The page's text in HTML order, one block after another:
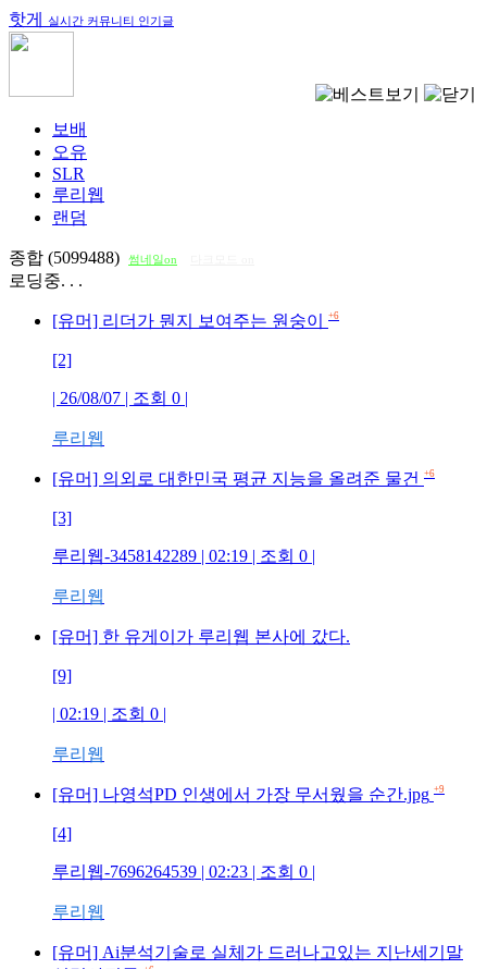
핫게 실시간 커뮤니티 인기글
보배
오유
SLR
루리웹
랜덤
종합 (5099488) 썸네일on
로딩중. . .
[유머] 리더가 뭔지 보여주는 원숭이 +6
[2]
| 26/08/07 | 조회 0 |
루리웹
[유머] 의외로 대한민국 평균 지능을 올려준 물건 +6
[3]
루리웹-3458142289 | 02:19 | 조회 0 |
루리웹
[유머] 한 유게이가 루리웹 본사에 갔다.
[9]
| 02:19 | 조회 0 |
루리웹
[유머] 나영석PD 인생에서 가장 무서웠을 순간.jpg +9
[4]
루리웹-7696264539 | 02:23 | 조회 0 |
루리웹
[유머] Ai분석기술로 실체가 드러나고있는 지난세기말